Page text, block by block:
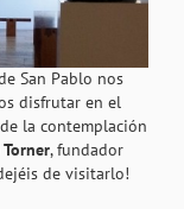
San Pablo nos
disfrutar en el
la contemplación
, fundador
de visitarlo!